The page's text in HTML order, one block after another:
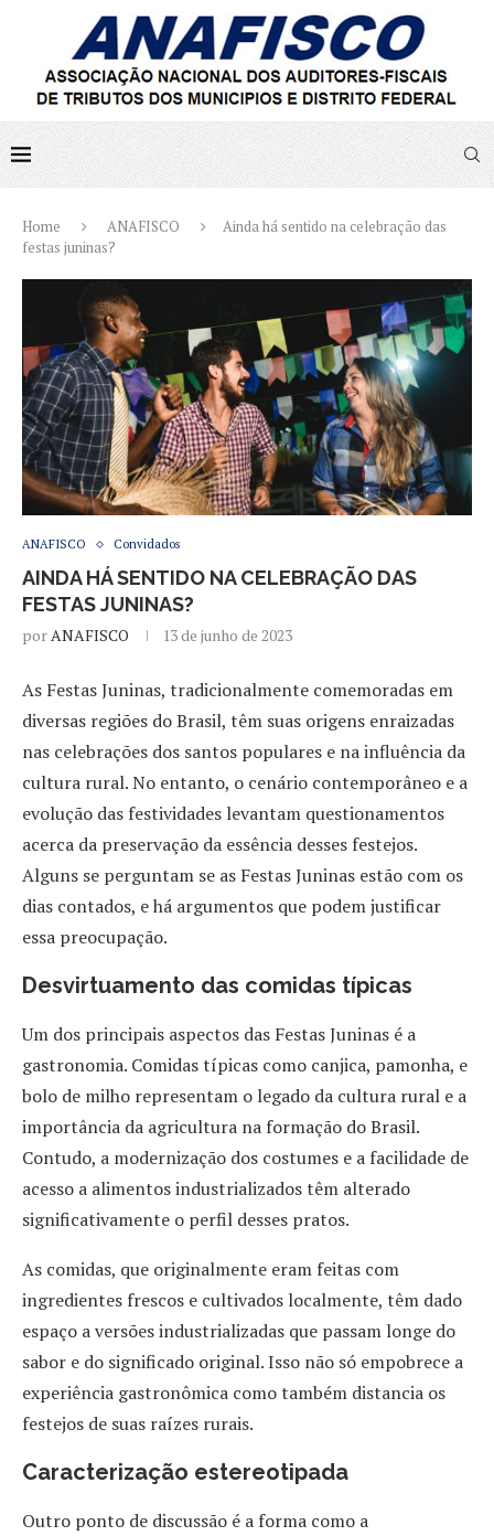
Home ANAFISCO
Ainda há sentido na celebração das
festas juninas?
ANAFISCO Convidados
AINDA HÁ SENTIDO NA CELEBRAÇÃO DAS
FESTAS JUNINAS?
porANAFISCO 13 de junho de 2023
As Festas Juninas, tradicionalmente comemoradas em
diversas regiões do Brasil, têm suas origens enraizadas
nas celebrações dos santos populares e na influência da
cultura rural. No entanto, o cenário contemporâneo e a
evolução das festividades levantam questionamentos
acerca da preservação da essência desses festejos.
Alguns se perguntam se as Festas Juninas estão com os
dias contados, e há argumentos que podem justificar
essa preocupação.
Desvirtuamento das comidas típicas
Um dos principais aspectos das Festas Juninas é a
gastronomia. Comidas típicas como canjica, pamonha, e
bolo de milho representam o legado da cultura rural e a
importância da agricultura na formação do Brasil.
Contudo, a modernização dos costumes e a facilidade de
acesso a alimentos industrializados têm alterado
significativamente o perfil desses pratos.
As comidas, que originalmente eram feitas com
ingredientes frescos e cultivados localmente, têm dado
espaço a versões industrializadas que passam longe do
sabor e do significado original. Isso não só empobrece a
experiência gastronômica como também distancia os
festejos de suas raízes rurais.
Caracterização estereotipada
Outro ponto de discussão é a forma como a